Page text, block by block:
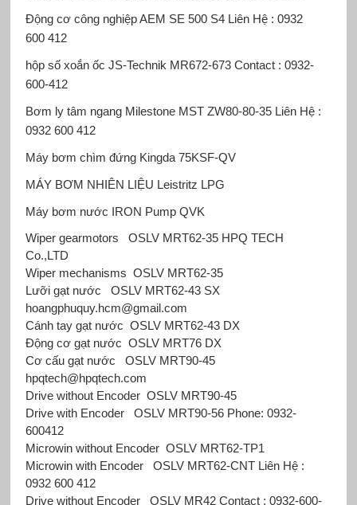
Động cơ công nghiệp AEM SE 500 S4 Liên Hệ : 0932
600 412
hộp số xoắn ốc JS-Technik MR672-673 Contact : 0932-
600-412
Bơm ly tâm ngang Milestone MST ZW80-80-35 Liên Hệ :
0932 600 412
Máy bơm chìm đứng Kingda75KSF-QV
MÁY BƠM NHIÊN LIỆU Leistritz LPG
Máy bơm nước IRON PumpQVK
Wiper gearmotors OSLV MRT62-35 HPQ TECH
Co.,LTD
Wiper mechanisms OSLV MRT62-35
Lưỡi gạt nước OSLV MRT62-43 SX
hoangphuquy.hcm@gmail.com
Cánh tay gạt nước OSLV MRT62-43 DX
Động cơ gạt nước OSLV MRT76 DX
Cơ cấu gạt nước OSLV MRT90-45
hpqtech@hpqtech.com
Drive without Encoder OSLV MRT90-45
Drive with Encoder OSLV MRT90-56 Phone: 0932-
600412
Microwin without Encoder OSLV MRT62-TP1
Microwin with Encoder OSLV MRT62-CNT Liên Hệ :
0932 600 412
Drive without Encoder OSLV MR42 Contact : 0932-600-